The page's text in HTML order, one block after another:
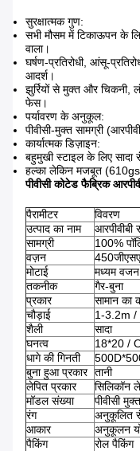
सुरक्षात्मक गुण:
सभी मौसम में टिकाऊपन के
वाला।
घर्षण-प्रतिरोधी, आंसू-
आदर्श।
झुर्रियों से मुक्त और
फेस।
पर्यावरण के अनुकूल:
पीवीसी-मुक्त सामग्री
कार्यात्मक डिज़ाइन:
बहुमुखी स्टाइल के लिए सादा
हल्का लेकिन मजबूत
पीवीसी कोटेड फैब्रिक
पैरामीटर
विवरण
उत्पाद का नाम
आरपीवीबी
सामग्री
100%
वज़न
मोटाई
मध्यम वजन
तकनीक
गैर-बुना
प्रकार
सामान का
चौड़ाई
1-3.2m /
शैली
सादा
घनत्व
18*20 /
धागे की गिनती
बुना हुआ प्रकार तानी
लेपित प्रकार
सिलिकॉन
मॉडल संख्या
पीवीसी
रंग
अनुकूलित
आकार
अनुकूलन
पैकिंग
रोल पैकिंग